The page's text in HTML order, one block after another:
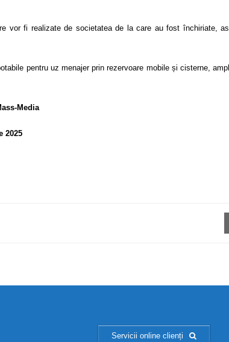
vor fi realizate de societatea de la care au fost închiriate,
pentru uz menajer prin rezervoare mobile și cisterne,
Media
2025
Servicii online clienți